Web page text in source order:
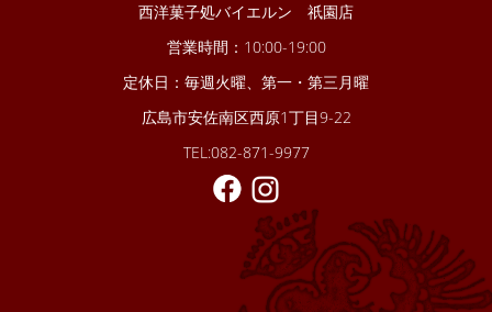
西洋菓子処バイエルン 祇園店
営業時間：10:00-19:00
定休日：毎週火曜、第一・第三月曜
広島市安佐南区西原1丁目9-22
TEL:082-871-9977